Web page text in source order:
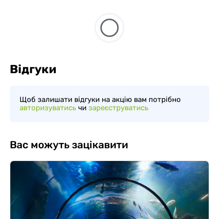
Відгуки
Щоб залишати відгуки на акцію вам потрібно
авторизуватись чи зареєструватись
Вас можуть зацікавити